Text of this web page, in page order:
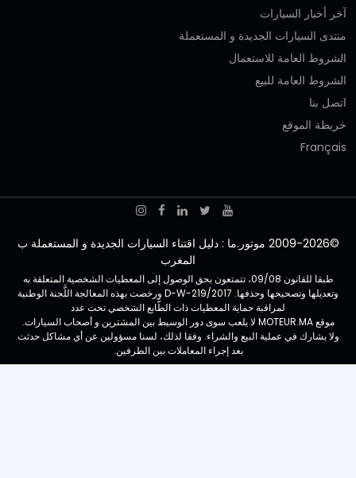
آخر أخبار السيارات
منتدى السيارات الجديدة و المستعملة
الشروط العامة للاستعمال
الشروط العامة للبيع
اتصل بنا
خريطة الموقع
Français
©2009-2026 موتور.ما : دليل اقتناء السيارات الجديدة و المستعملة ب
المغرب
طبقا للقانون 09/08، تتمتعون بحق الوصول إلى المعطيات الشخصية المتعلقة به
وتعديلها وتصحيحها وحذفها. D-W-219/2017 ورخصت بهذه المعالجة اللَّجنة الوطنية
لمراقبة حماية المعطيات ذات الطَّابع الشخصي تحت عدد
موقع MOTEUR.MA لا يلعب سوى دور الوسيط بين المشترين و أصحاب السيارات.
ولا يشارك في عملية البيع والشراء. وفقا لذلك، لسنا مسؤولين عن أي مشاكل حدثت
بعد إجراء المعاملات بين الطرفين.